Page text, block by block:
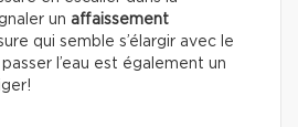
un affaissement
qui semble s’élargir avec le
l’eau est également un